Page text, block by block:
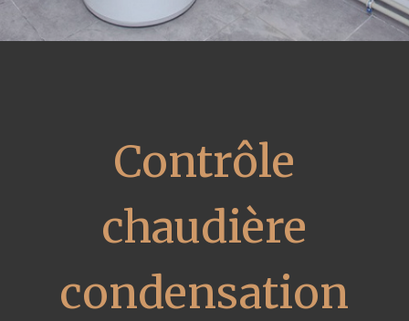
Contrôle
chaudière
condensation